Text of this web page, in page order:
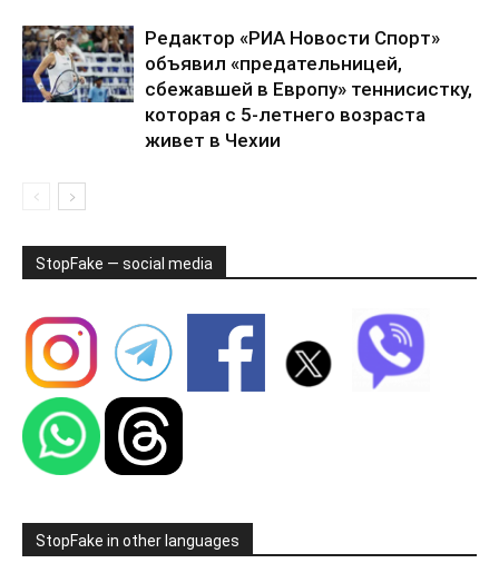
Редактор «РИА Новости Спорт»
объявил «предательницей,
сбежавшей в Европу» теннисистку,
которая с 5-летнего возраста
живет в Чехии
StopFake — social media
StopFake in other languages